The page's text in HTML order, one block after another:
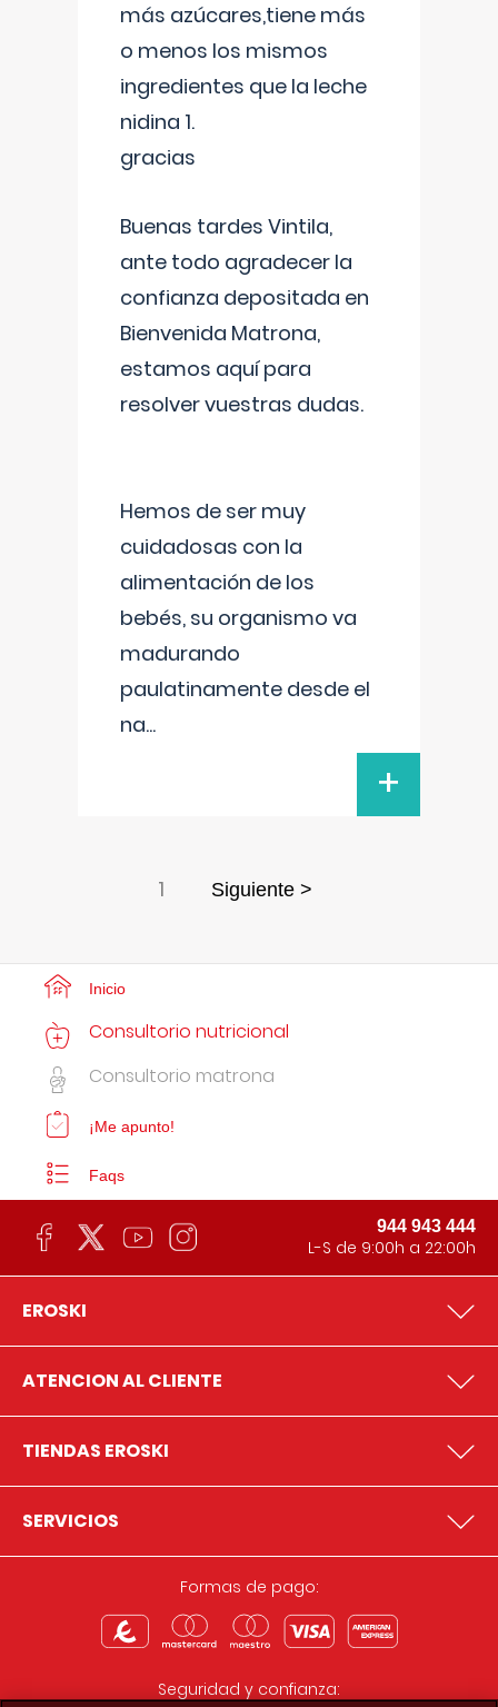
más azúcares,tiene más
o menos los mismos
ingredientes que la leche
nidina 1.
gracias
Buenas tardes Vintila,
ante todo agradecer la
confianza depositada en
Bienvenida Matrona,
estamos aquí para
resolver vuestras dudas.
Hemos de ser muy
cuidadosas con la
alimentación de los
bebés, su organismo va
madurando
paulatinamente desde el
na...
+
1 Siguiente >
Inicio
Consultorio nutricional
Consultorio matrona
¡Me apunto!
Faqs
944 943 444
L-S de 9:00h a 22:00h
EROSKI
ATENCION AL CLIENTE
TIENDAS EROSKI
SERVICIOS
Formas de pago:
Seguridad y confianza: